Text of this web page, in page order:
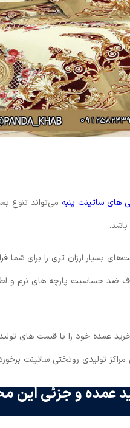
های ساتینت پنبه می‌تواند تنوع
بسیار ارزان تری را برای
ضد حساسیت پارچه های نرم
عمده خود را با قیمت های
تولیدی روتختی ساتینت
عمده و جزئی این